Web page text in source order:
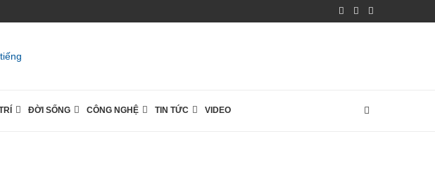
ĐỜI SỐNG CÔNG NGHỆ TIN TỨC VIDEO